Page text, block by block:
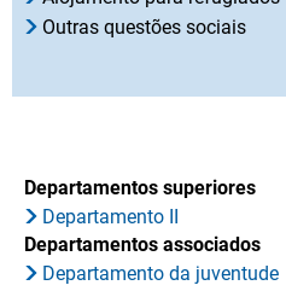
Outras questões sociais
Departamentos superiores
Departamento II
Departamentos associados
Departamento da juventude